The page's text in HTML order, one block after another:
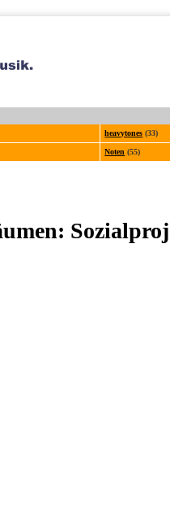
heavytones (33)
Noten (55)